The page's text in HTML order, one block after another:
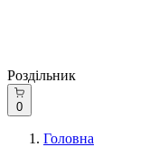
Роздільник
0
Головна